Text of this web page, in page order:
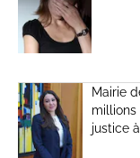
Mairie
justice